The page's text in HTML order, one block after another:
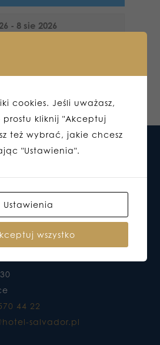
CHCESZ WRACAĆ
44 22
salvador.pl
cookies. Jeśli uważasz,
kliknij "Akceptuj
też wybrać, jakie chcesz
"Ustawienia".
Ustawienia
wszystko